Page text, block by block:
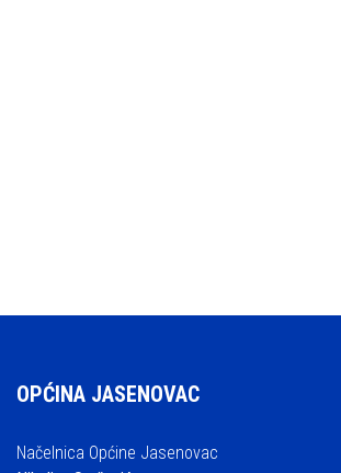
OPĆINA JASENOVAC
Načelnica Općine Jasenovac